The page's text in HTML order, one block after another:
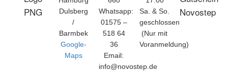
Dulsberg
/
Barmbek
Google-
Maps
Whatsapp:
01575 –
518 64
36
Email:
info@novostep.de
Sa. & So.
geschlossen
(Nur mit
Voranmeldung)